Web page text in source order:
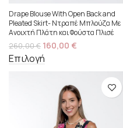
Drape Blouse With Open Back and
Pleated Skirt- Ντραπέ Μπλούζα Με
Ανοιχτή Πλάτη και Φούστα Πλισέ
260,00€ 160,00 €
Επιλογή